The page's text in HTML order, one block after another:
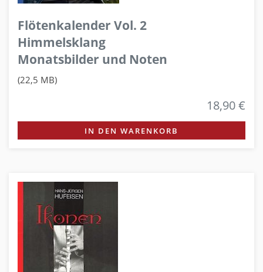
Flötenkalender Vol. 2
Himmelsklang
Monatsbilder und Noten
(22,5 MB)
18,90 €
IN DEN WARENKORB